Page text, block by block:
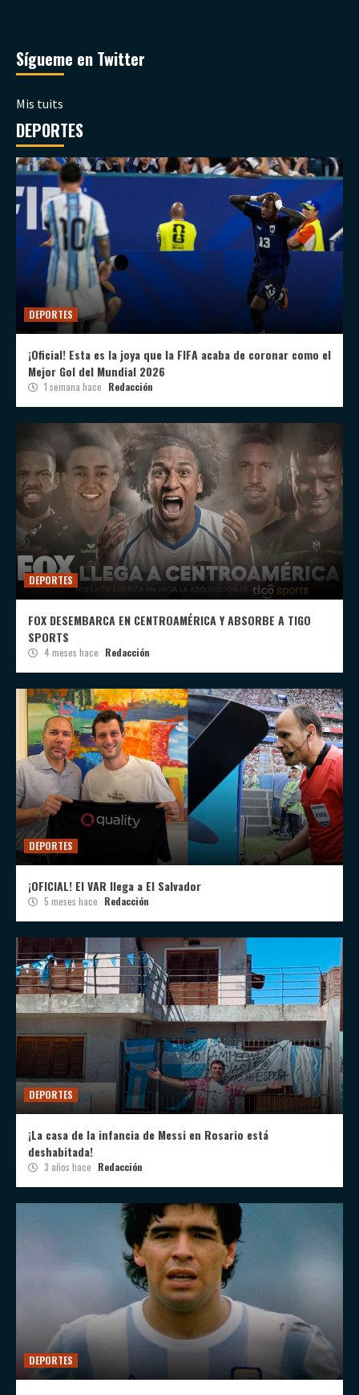
Sígueme en Twitter
Mis tuits
DEPORTES
DEPORTES
¡Oficial! Esta es la joya que la FIFA acaba de coronar como el
Mejor Gol del Mundial 2026
1 semana hace Redacción
DEPORTES
FOX DESEMBARCA EN CENTROAMÉRICA Y ABSORBE A TIGO
SPORTS
4 meses hace Redacción
DEPORTES
¡OFICIAL! El VAR llega a El Salvador
5 meses hace Redacción
DEPORTES
¡La casa de la infancia de Messi en Rosario está
deshabitada!
3 años hace Redacción
DEPORTES